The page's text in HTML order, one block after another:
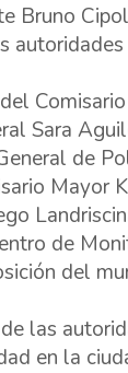
Bruno
Sara
de
Mayor
de
del
las
en la